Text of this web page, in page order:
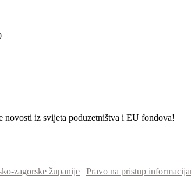
novosti iz svijeta poduzetništva i EU fondova!
zagorske županije | Pravo na pristup